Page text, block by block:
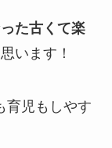
た古くて楽
います！
育児もしやす